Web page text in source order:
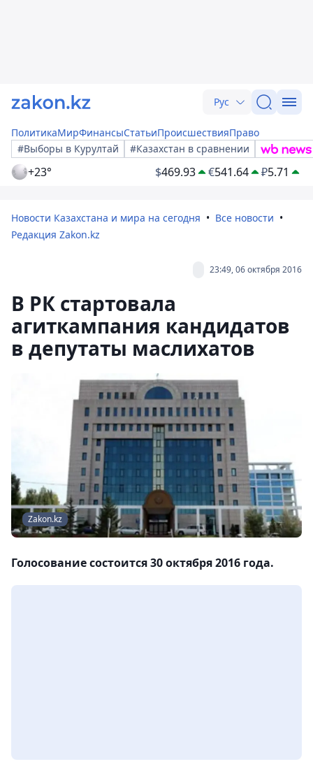
Рус
ПолитикаМирФинансыСтатьиПроисшествияПраво
#Выборы в Курултай
#Казахстан в сравнении
+23° $469.93 €541.64 ₽5.71
Новости Казахстана и мира на сегодня
Все новости
Редакция Zakon.kz
23:49, 06 октября 2016
В РК стартовала
агиткампания кандидатов
в депутаты маслихатов
Zakon.kz
Голосование состоится 30 октября 2016 года.